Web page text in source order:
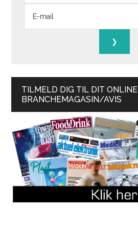
TILMELD DIG TIL DIT ONLINE
BRANCHEMAGASIN/AVIS